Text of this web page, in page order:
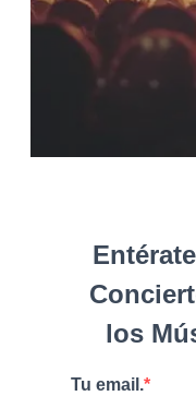
los
Tu email.